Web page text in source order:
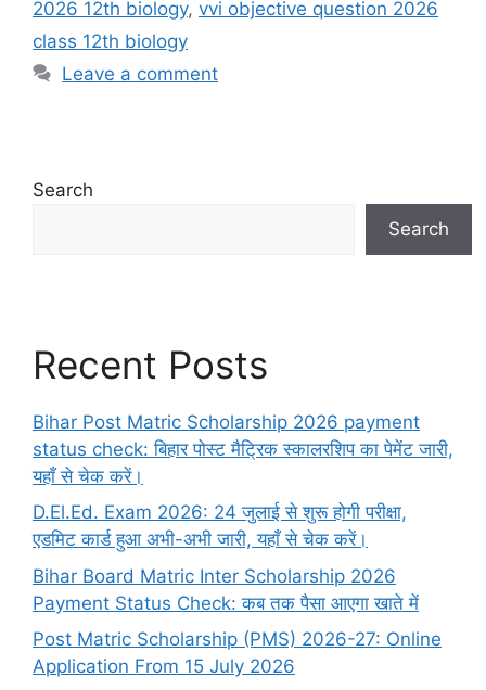
2026 12th biology, vvi objective question 2026
class 12th biology
Leave a comment
Search
Search
Recent Posts
Bihar Post Matric Scholarship 2026 payment
status check: बिहार पोस्ट मैट्रिक स्कालरशिप का पेमेंट जारी,
यहाँ से चेक करें।
D.El.Ed. Exam 2026: 24 जुलाई से शुरू होगी परीक्षा,
एडमिट कार्ड हुआ अभी-अभी जारी, यहाँ से चेक करें।
Bihar Board Matric Inter Scholarship 2026
Payment Status Check: कब तक पैसा आएगा खाते में
Post Matric Scholarship (PMS) 2026-27: Online
Application From 15 July 2026